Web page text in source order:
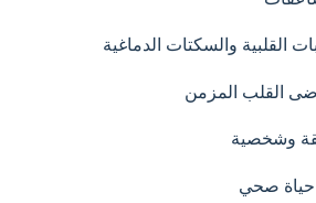
القلبية والسكتات الدماغية
القلب المزمن
وشخصية
حياة صحي